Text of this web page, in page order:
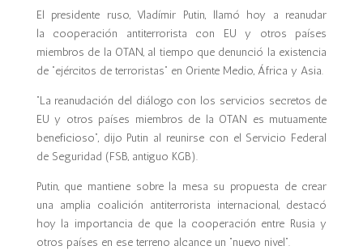
El presidente ruso, Vladímir Putin, llamó hoy a reanudar
la cooperación antiterrorista con EU y otros países
miembros de la OTAN, al tiempo que denunció la existencia
de “ejércitos de terroristas” en Oriente Medio, África y Asia.
“La reanudación del diálogo con los servicios secretos de
EU y otros países miembros de la OTAN es mutuamente
beneficioso”, dijo Putin al reunirse con el Servicio Federal
de Seguridad (FSB, antiguo KGB).
Putin, que mantiene sobre la mesa su propuesta de crear
una amplia coalición antiterrorista internacional, destacó
hoy la importancia de que la cooperación entre Rusia y
otros países en ese terreno alcance un “nuevo nivel”.